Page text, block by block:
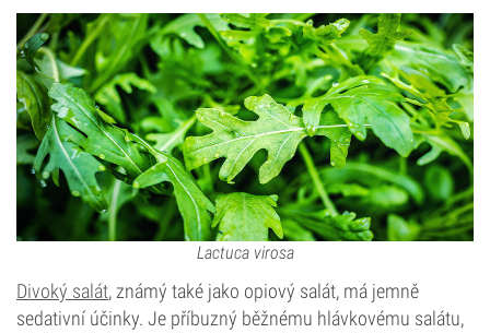
Lactuca virosa
Divoký salát, známý také jako opiový salát, má jemně
sedativní účinky. Je příbuzný běžnému hlávkovému salátu,